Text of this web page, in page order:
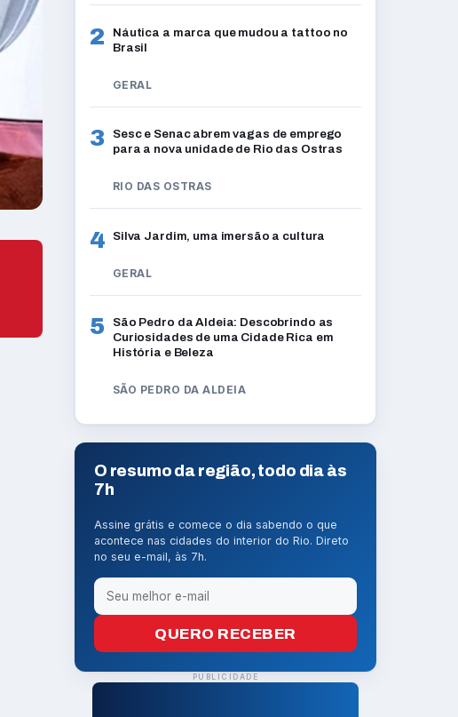
2
Náutica a marca que mudou a tattoo no
Brasil
GERAL
3
Sesc e Senac abrem vagas de emprego
para a nova unidade de Rio das Ostras
RIO DAS OSTRAS
4 Silva Jardim, uma imersão a cultura
GERAL
5
São Pedro da Aldeia: Descobrindo as
Curiosidades de uma Cidade Rica em
História e Beleza
SÃO PEDRO DA ALDEIA
O resumo da região, todo dia às
7h
Assine grátis e comece o dia sabendo o que
acontece nas cidades do interior do Rio. Direto
no seu e-mail, às 7h.
QUERO RECEBER
PUBLICIDADE